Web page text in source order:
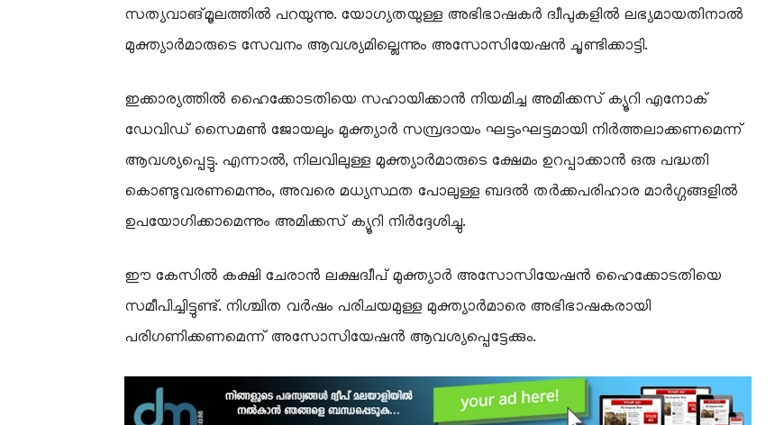
സത്യവാങ്മൂലത്തിൽ പറയുന്നു. യോഗ്യതയുള്ള അഭിഭാഷകർ ദ്വീപുകളിൽ ലഭ്യമായതിനാൽ
മുക്ത്യാർമാരുടെ സേവനം ആവശ്യമില്ലെന്നും അസോസിയേഷൻ ചൂണ്ടിക്കാട്ടി.
ഇക്കാര്യത്തിൽ ഹൈക്കോടതിയെ സഹായിക്കാൻ നിയമിച്ച അമിക്കസ് ക്യൂറി എനോക്
ഡേവിഡ് സൈമൺ ജോയലും മുക്ത്യാർ സമ്പ്രദായം ഘട്ടംഘട്ടമായി നിർത്തലാക്കണമെന്ന്
ആവശ്യപ്പെട്ടു. എന്നാൽ, നിലവിലുള്ള മുക്ത്യാർമാരുടെ ക്ഷേമം ഉറപ്പാക്കാൻ ഒരു പദ്ധതി
കൊണ്ടുവരണമെന്നും, അവരെ മധ്യസ്ഥത പോലുള്ള ബദൽ തർക്കപരിഹാര മാർഗ്ഗങ്ങളിൽ
ഉപയോഗിക്കാമെന്നും അമിക്കസ് ക്യൂറി നിർദ്ദേശിച്ചു.
ഈ കേസിൽ കക്ഷി ചേരാൻ ലക്ഷദ്വീപ് മുക്ത്യാർ അസോസിയേഷൻ ഹൈക്കോടതിയെ
സമീപിച്ചിട്ടുണ്ട്. നിശ്ചിത വർഷം പരിചയമുള്ള മുക്ത്യാർമാരെ അഭിഭാഷകരായി
പരിഗണിക്കണമെന്ന് അസോസിയേഷൻ ആവശ്യപ്പെട്ടേക്കും.